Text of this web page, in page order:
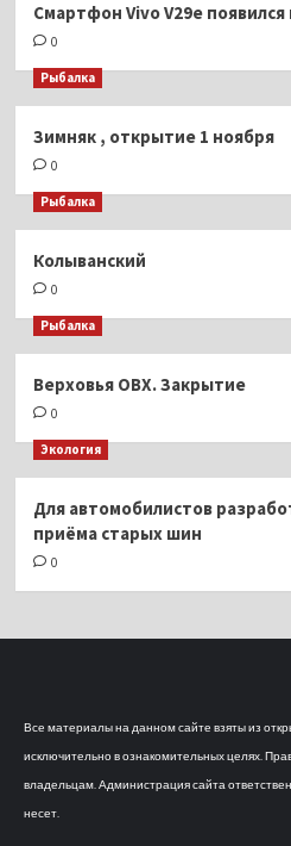
Смартфон Vivo V29e
0
Рыбалка
Зимняк , открытие 1 ноября
0
Рыбалка
Колыванский
0
Рыбалка
Верховья ОВХ. Закрытие
0
Экология
Для автомобилистов
приёма старых шин
0
Все материалы на данном сайте взяты из
исключительно в ознакомительных целях.
владельцам. Администрация сайта
несет.